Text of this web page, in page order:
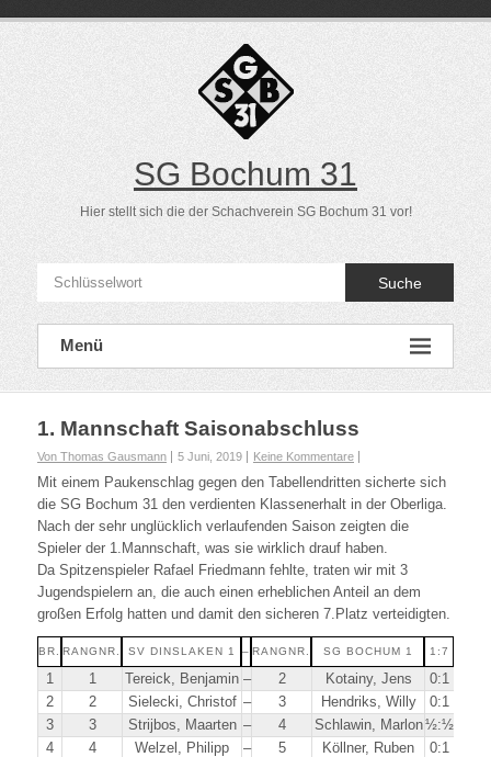
SG Bochum 31
Hier stellt sich die der Schachverein SG Bochum 31 vor!
Suche
Menü
1. Mannschaft Saisonabschluss
Von Thomas Gausmann 5 Juni, 2019 Keine Kommentare
Mit einem Paukenschlag gegen den Tabellendritten sicherte sich
die SG Bochum 31 den verdienten Klassenerhalt in der Oberliga.
Nach der sehr unglücklich verlaufenden Saison zeigten die
Spieler der 1.Mannschaft, was sie wirklich drauf haben.
Da Spitzenspieler Rafael Friedmann fehlte, traten wir mit 3
Jugendspielern an, die auch einen erheblichen Anteil an dem
großen Erfolg hatten und damit den sicheren 7.Platz verteidigten.
BR. RANGNR. SV DINSLAKEN 1 – RANGNR. SG BOCHUM 1 1:7
1 1 Tereick, Benjamin – 2 Kotainy, Jens
0:1
2
2 Sielecki, Christof – 3 Hendriks, Willy
0:1
3
3 Strijbos, Maarten – 4 Schlawin, Marlon½:½
4
4 Welzel, Philipp – 5
Köllner, Ruben
0:1